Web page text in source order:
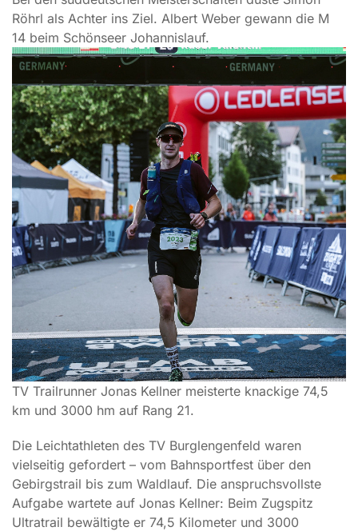
Röhrl als Achter ins Ziel. Albert Weber gewann die M
14 beim Schönseer Johannislauf.
TV Trailrunner Jonas Kellner meisterte knackige 74,5
km und 3000 hm auf Rang 21.
Die Leichtathleten des TV Burglengenfeld waren
vielseitig gefordert – vom Bahnsportfest über den
Gebirgstrail bis zum Waldlauf. Die anspruchsvollste
Aufgabe wartete auf Jonas Kellner: Beim Zugspitz
Ultratrail bewältigte er 74,5 Kilometer und 3000